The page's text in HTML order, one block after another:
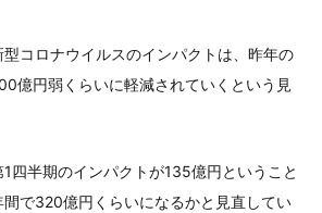
コロナウイルスのインパクトは、昨年の
億円弱くらいに軽減されていくという見
四半期のインパクトが135億円ということ
間で320億円くらいになるかと見直してい